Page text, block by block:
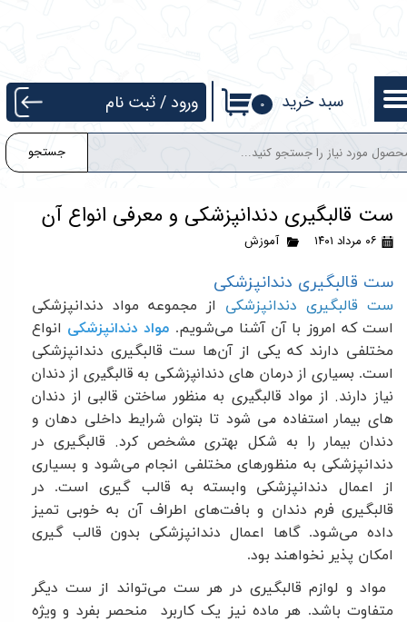
جستجو
۰ سبد خرید ورود /ثبت نام
تغییر گذر واژه
سفارشات
خروج از حساب کاربری
ست قالبگیری دندانپزشکی و معرفی انواع آن
۰۶ مرداد ۱۴۰۱ آموزش
ست قالبگیری دندانپزشکی
ست قالبگیری دندانپزشکی از مجموعه مواد دندانپزشکی
است که امروز با آن آشنا می‌شویم. مواد دندانپزشکی انواع
مختلفی دارند که یکی از آن‌ها ست قالبگیری دندانپزشکی
است. بسیاری از درمان های دندانپزشکی به قالبگیری از دندان
نیاز دارند. از مواد قالبگیری به منظور ساختن قالبی از دندان
های بیمار استفاده می شود تا بتوان شرایط داخلی دهان و
دندان بیمار را به شکل بهتری مشخص کرد. قالبگیری در
دندانپزشکی به منظورهای مختلفی انجام می‌شود و بسیاری
از اعمال دندانپزشکی وابسته به قالب گیری است. در
قالبگیری فرم دندان و بافت‌های اطراف آن به خوبی تمیز
داده می‌شود. گاها اعمال دندانپزشکی بدون قالب گیری
امکان پذیر نخواهند بود.
مواد و لوازم قالبگیری در هر ست می‌تواند از ست دیگر
متفاوت باشد. هر ماده نیز یک کاربرد منحصر بفرد و ویژه